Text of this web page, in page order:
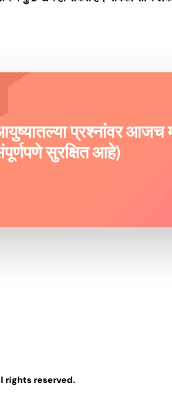
प्रश्नांवर आजच
सुरक्षित आहे)
rights reserved.